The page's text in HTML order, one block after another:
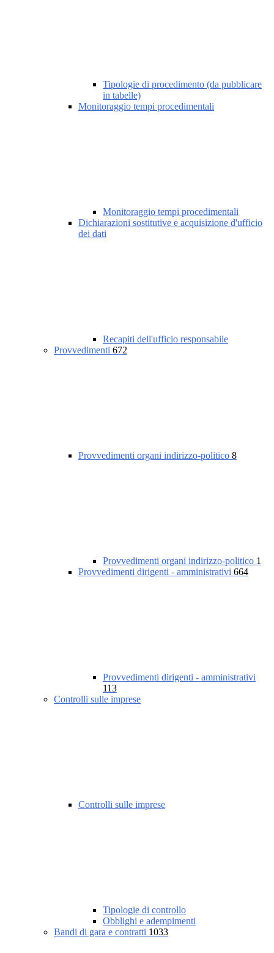
Tipologie di procedimento (da pubblicare
in tabelle)
Monitoraggio tempi procedimentali
Monitoraggio tempi procedimentali
Dichiarazioni sostitutive e acquisizione d'ufficio
dei dati
Recapiti dell'ufficio responsabile
Provvedimenti 672
Provvedimenti organi indirizzo-politico 8
Provvedimenti organi indirizzo-politico 1
Provvedimenti dirigenti - amministrativi 664
Provvedimenti dirigenti - amministrativi
113
Controlli sulle imprese
Controlli sulle imprese
Tipologie di controllo
Obblighi e adempimenti
Bandi di gara e contratti 1033